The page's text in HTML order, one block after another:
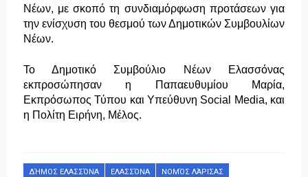
Νέων, με σκοπό τη συνδιαμόρφωση προτάσεων για
την ενίσχυση του θεσμού των Δημοτικών Συμβουλίων
Νέων.
Το Δημοτικό Συμβούλιο Νέων Ελασσόνας
εκπροσώπησαν η Παπαευθυμίου Μαρία,
Εκπρόσωπος Τύπου και Υπεύθυνη Social Media, και
η Πολίτη Ειρήνη, Μέλος.
ΔΉΜΟΣ ΕΛΑΣΣΌΝΑ ΕΛΑΣΣΌΝΑ
ΝΟΜΌΣ ΛΆΡΙΣΑΣ